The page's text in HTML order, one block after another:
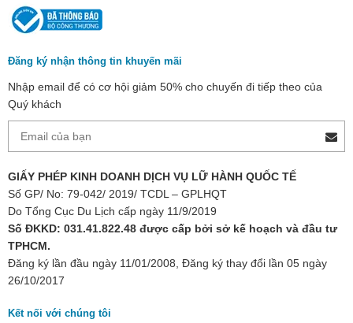
Đăng ký nhận thông tin khuyến mãi
Nhập email để có cơ hội giảm 50% cho chuyến đi tiếp theo của
Quý khách
GIẤY PHÉP KINH DOANH DỊCH VỤ LỮ HÀNH QUỐC TẾ
Số GP/ No: 79-042/ 2019/ TCDL – GPLHQT
Do Tổng Cục Du Lịch cấp ngày 11/9/2019
Số ĐKKD: 031.41.822.48 được cấp bởi sở kế hoạch và đầu tư
TPHCM.
Đăng ký lần đầu ngày 11/01/2008, Đăng ký thay đổi lần 05 ngày
26/10/2017
Kết nối với chúng tôi